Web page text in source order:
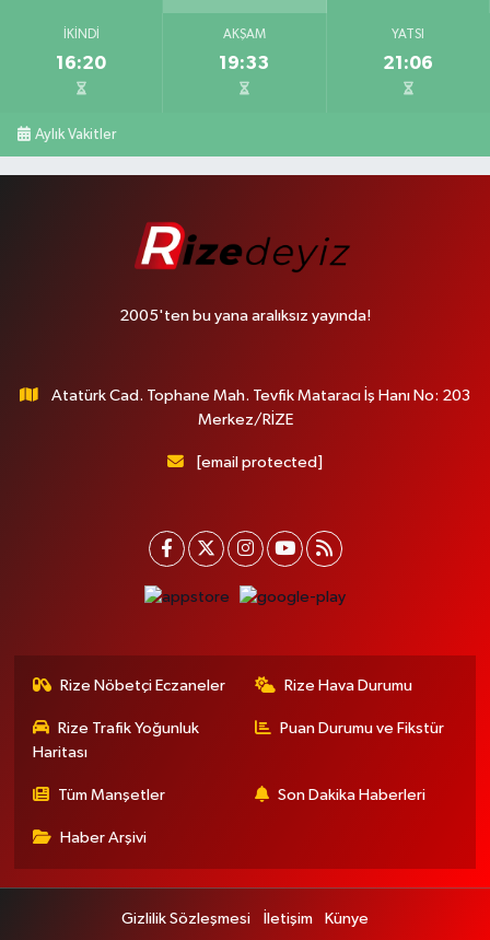
İKINDI
16:20
AKŞAM
19:33
YATSI
21:06
Aylık Vakitler
2005'ten bu yana aralıksız yayında!
Atatürk Cad. Tophane Mah. Tevfik Mataracı İş Hanı No: 203
Merkez/RİZE
[email protected]
Rize Nöbetçi Eczaneler Rize Hava Durumu
Rize Trafik Yoğunluk
Haritası
Puan Durumu ve Fikstür
Tüm Manşetler Son Dakika Haberleri
Haber Arşivi
Gizlilik Sözleşmesi İletişim Künye